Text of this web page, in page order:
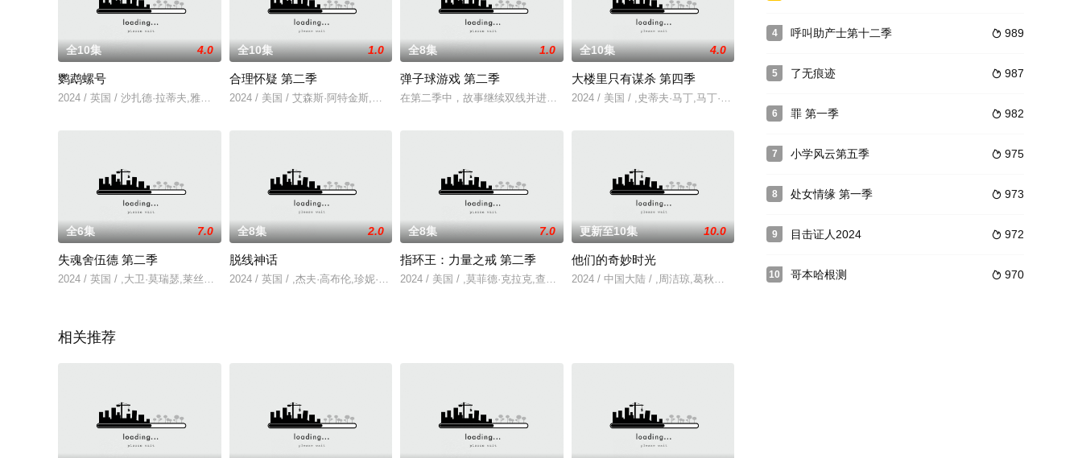
全10集 4.0
鹦鹉螺号
2024 / 英国 / 沙扎德·拉蒂夫,雅各布·柯林斯-莱维,卡梅隆·卡夫,本尼迪克·哈迪,乔治亚·福纳德,蒂埃里·弗雷蒙,塞利娜·芒维尔,Kayden,Price,Tyrone,Ngatai,阿洛
全10集 1.0
合理怀疑 第二季
2024 / 美国 / 艾森斯·阿特金斯,坎蒂·布罗斯,摩里斯·切斯塔特,麦金利·弗里曼,Aaron,Gillespie,安吉拉·格鲁威,沃恩·W·希伯伦,提姆·乔,麦肯纳·克里根
全8集 1.0
弹子球游戏 第二季
在第二季中，故事继续双线并进。在1945年的大阪，善慈被迫在二战期间为家人的生存做出危险的决定。而在1989年的东京，白所罗门从头探索全
全10集 4.0
大楼里只有谋杀 第四季
2024 / 美国 / ,史蒂夫·马丁,马丁·肖特,赛琳娜·戈麦斯,梅丽尔·斯特里普,伊娃·朗格利亚,扎克·加利凡纳基斯,梅丽
全6集 7.0
失魂舍伍德 第二季
2024 / 英国 / ,大卫·莫瑞瑟,莱丝利·曼维尔,莫妮卡·杜兰,大卫·哈雷伍德,洛琳·艾什本,罗伯特·林德森,斯蒂芬·迪兰,夏琳·怀特,佩里·菲茨帕特里克,克里斯汀·博顿利,菲利普·杰克森,埃
全8集 2.0
脱线神话
2024 / 英国 / ,杰夫·高布伦,珍妮·麦克蒂尔,斯蒂芬·迪兰,奥罗拉·佩里诺,纳巴汉·里兹旺,基连·斯科特,Misia,Butler,苏珊·伍尔德里奇,大卫·休里斯,克利夫·柯蒂斯,蕾拉·法
全8集 7.0
指环王：力量之戒 第二季
2024 / 美国 / ,莫菲德·克拉克,查利·维克斯,罗伯特·阿拉马约,伊斯梅尔·克鲁斯·科尔多瓦,马克思·鲍德里,本·丹尼尔斯,塞伦·希德,罗里·金尼尔,卡拉姆·
更新至10集 10.0
他们的奇妙时光
2024 / 中国大陆 / ,周洁琼,葛秋谷,唐禹哲,王祖蓝,张绍刚
相关推荐
4  989
呼叫助产士第十二季
5  987
了无痕迹
6  982
罪 第一季
7  975
小学风云第五季
8  973
处女情缘 第一季
9  972
目击证人2024
10  970
哥本哈根测